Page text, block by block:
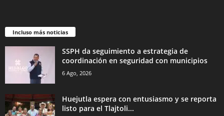
Incluso más noticias
SSPH da seguimiento a estrategia de
coordinación en seguridad con municipios
6 Ago, 2026
Huejutla espera con entusiasmo y se reporta
listo para el Tlajtoli...